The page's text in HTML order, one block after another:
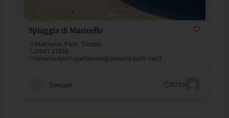
Spiaggia di Marinello
Marinello Patti Tindari
0941 21588
turismo.sport.spettacolo@comune.patti.me.it
Spiagge 9729